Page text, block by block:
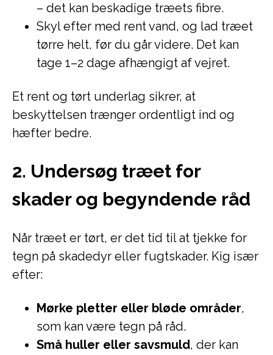
– det kan beskadige træets fibre.
Skyl efter med rent vand, og lad træet
tørre helt, før du går videre. Det kan
tage 1–2 dage afhængigt af vejret.
Et rent og tørt underlag sikrer, at
beskyttelsen trænger ordentligt ind og
hæfter bedre.
2. Undersøg træet for
skader og begyndende råd
Når træet er tørt, er det tid til at tjekke for
tegn på skadedyr eller fugtskader. Kig især
efter:
Mørke pletter eller bløde områder,
som kan være tegn på råd.
Små huller eller savsmuld, der kan